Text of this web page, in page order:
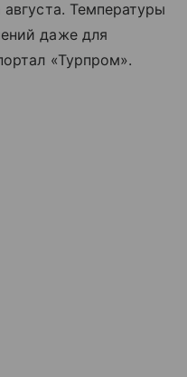
Температуры
даже для
«Турпром».